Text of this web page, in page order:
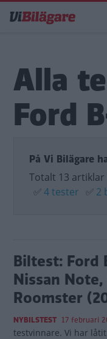
till
Alla
Ford
På Vi Bilägare
Totalt 13 artiklar
✅4 tester ✅ 2
Biltest: Ford
Nissan Note,
Roomster
NYBILSTEST 17 februari
testvinnare. Vi har